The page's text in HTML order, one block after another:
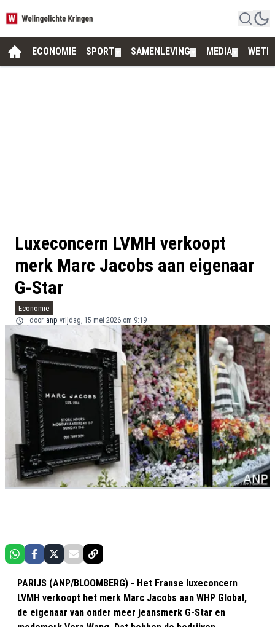
ECONOMIE SPORT SAMENLEVING MEDIA
Luxeconcern LVMH verkoopt
merk Marc Jacobs aan eigenaar
G-Star
Economie
door anp vrijdag, 15 mei 2026 om 9:19
PARIJS (ANP/BLOOMBERG) - Het Franse luxeconcern
LVMH verkoopt het merk Marc Jacobs aan WHP Global,
de eigenaar van onder meer jeansmerk G-Star en